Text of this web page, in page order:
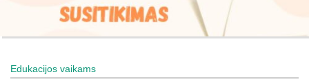
Edukacijos vaikams